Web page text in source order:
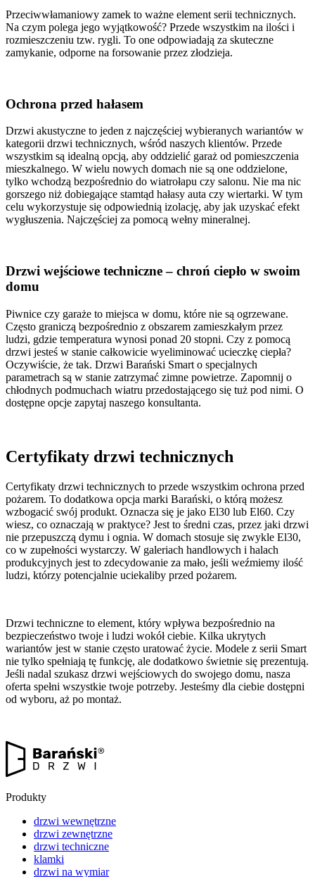
Przeciwwłamaniowy zamek to ważne element serii technicznych.
Na czym polega jego wyjątkowość? Przede wszystkim na ilości i
rozmieszczeniu tzw. rygli. To one odpowiadają za skuteczne
zamykanie, odporne na forsowanie przez złodzieja.
Ochrona przed hałasem
Drzwi akustyczne to jeden z najczęściej wybieranych wariantów w
kategorii drzwi technicznych, wśród naszych klientów. Przede
wszystkim są idealną opcją, aby oddzielić garaż od pomieszczenia
mieszkalnego. W wielu nowych domach nie są one oddzielone,
tylko wchodzą bezpośrednio do wiatrołapu czy salonu. Nie ma nic
gorszego niż dobiegające stamtąd hałasy auta czy wiertarki. W tym
celu wykorzystuje się odpowiednią izolację, aby jak uzyskać efekt
wygłuszenia. Najczęściej za pomocą wełny mineralnej.
Drzwi wejściowe techniczne – chroń ciepło w swoim
domu
Piwnice czy garaże to miejsca w domu, które nie są ogrzewane.
Często graniczą bezpośrednio z obszarem zamieszkałym przez
ludzi, gdzie temperatura wynosi ponad 20 stopni. Czy z pomocą
drzwi jesteś w stanie całkowicie wyeliminować ucieczkę ciepła?
Oczywiście, że tak. Drzwi Barański Smart o specjalnych
parametrach są w stanie zatrzymać zimne powietrze. Zapomnij o
chłodnych podmuchach wiatru przedostającego się tuż pod nimi. O
dostępne opcje zapytaj naszego konsultanta.
Certyfikaty drzwi technicznych
Certyfikaty drzwi technicznych to przede wszystkim ochrona przed
pożarem. To dodatkowa opcja marki Barański, o którą możesz
wzbogacić swój produkt. Oznacza się je jako El30 lub El60. Czy
wiesz, co oznaczają w praktyce? Jest to średni czas, przez jaki drzwi
nie przepuszczą dymu i ognia. W domach stosuje się zwykle El30,
co w zupełności wystarczy. W galeriach handlowych i halach
produkcyjnych jest to zdecydowanie za mało, jeśli weźmiemy ilość
ludzi, którzy potencjalnie uciekaliby przed pożarem.
Drzwi techniczne to element, który wpływa bezpośrednio na
bezpieczeństwo twoje i ludzi wokół ciebie. Kilka ukrytych
wariantów jest w stanie często uratować życie. Modele z serii Smart
nie tylko spełniają tę funkcję, ale dodatkowo świetnie się prezentują.
Jeśli nadal szukasz drzwi wejściowych do swojego domu, nasza
oferta spełni wszystkie twoje potrzeby. Jesteśmy dla ciebie dostępni
od wyboru, aż po montaż.
Produkty
drzwi wewnętrzne
drzwi zewnętrzne
drzwi techniczne
klamki
drzwi na wymiar